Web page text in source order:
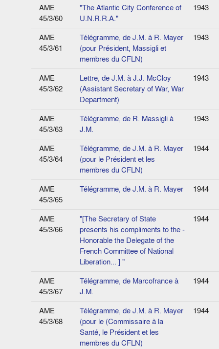
AME
45/3/60
"The Atlantic City Conference of
U.N.R.R.A."
1943
AME
45/3/61
Télégramme, de J.M. à R. Mayer
(pour Président, Massigli et
membres du CFLN)
1943
AME
45/3/62
Lettre, de J.M. à J.J. McCloy
(Assistant Secretary of War, War
Department)
1943
AME
45/3/63
Télégramme, de R. Massigli à
J.M.
1943
AME
45/3/64
Télégramme, de J.M. à R. Mayer
(pour le Président et les
membres du CFLN)
1944
AME
45/3/65
Télégramme, de J.M. à R. Mayer 1944
AME
45/3/66
"[The Secretary of State
presents his compliments to the ­
Honorable the Delegate of the
French Committee of National
Liberation... ] "
1944
AME
45/3/67
Télégramme, de Marcofrance à
J.M.
1944
AME
45/3/68
Télégramme, de J.M. à R. Mayer
(pour le (Commissaire à la
Santé, le Président et les
membres du CFLN)
1944